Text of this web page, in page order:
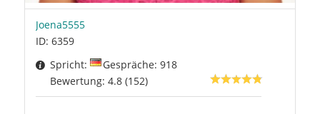
Joena5555
ID: 6359
Spricht:
Gespräche: 918
Bewertung: 4.8 (152)